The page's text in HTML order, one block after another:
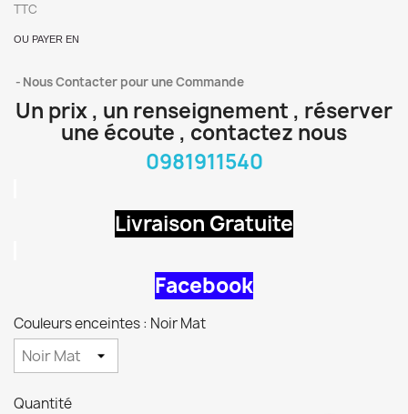
TTC
OU PAYER EN
Nous Contacter pour une Commande
Un prix , un renseignement , réserver
une écoute , contactez nous
0981911540
Livraison Gratuite
Facebook
Couleurs enceintes : Noir Mat
Quantité